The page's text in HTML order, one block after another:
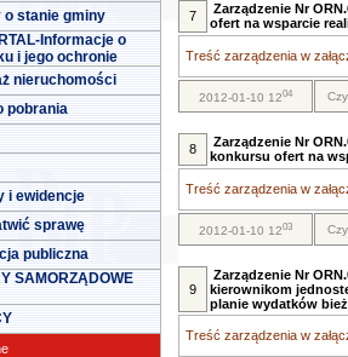
o stanie gminy
Informacje o
i jego ochronie
nieruchomości
pobrania
i ewidencje
sprawę
publiczna
SAMORZĄDOWE
7
Zarządzenie Nr
ofert na wsparcie
Treść zarządzenia w
2012-01-10 1204
8
Zarządzenie Nr
konkursu ofert na
Treść zarządzenia w
2012-01-10 1203
9
Zarządzenie Nr
kierownikom
planie wydatków
Treść zarządzenia w